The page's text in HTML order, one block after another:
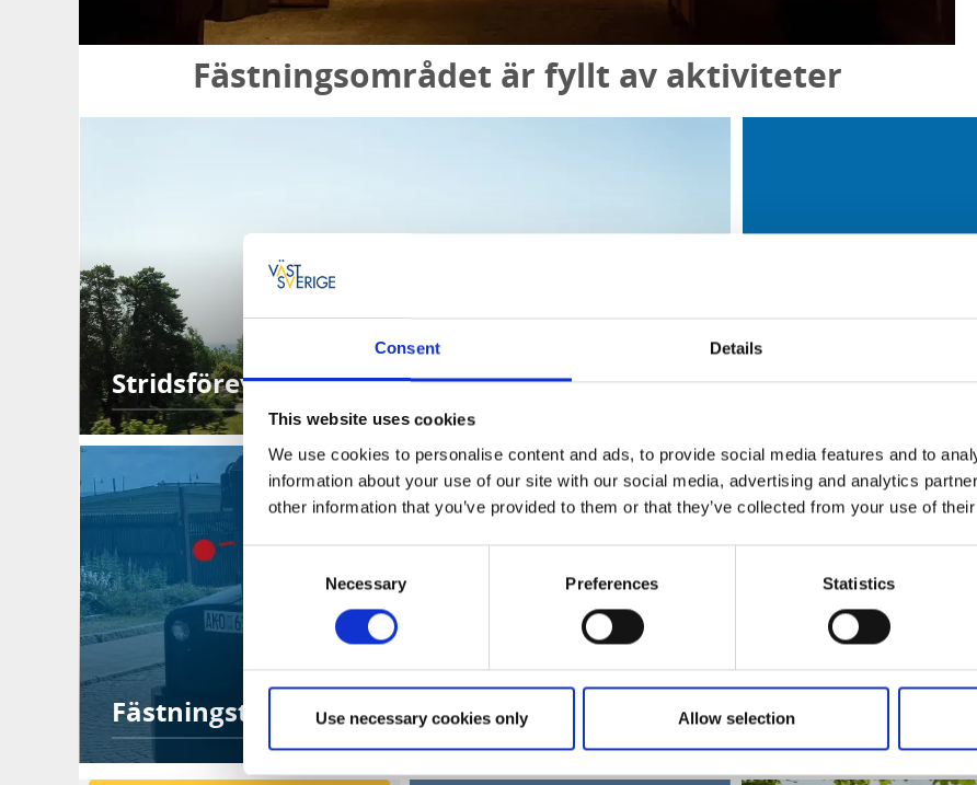
Consent Details
This website uses cookies
We use cookies to personalise content and ads, to provide social media features and to
information about your use of our site with our social media, advertising and analytics
other information that you’ve provided to them or that they’ve collected from your use of
Necessary Preferences Statistics
Use necessary cookies only Allow selection
Fästningsområdet är fyllt av aktiviteter
Stridsförevisning
Karta över
Fästningståget